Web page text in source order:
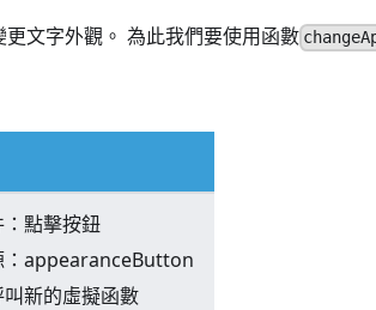
文字外觀。 為此我們要使用函數
點擊按鈕
：appearanceButton
新的虛擬函數